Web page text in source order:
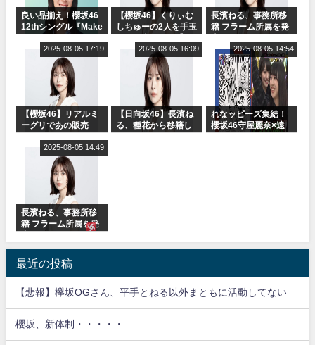
良い品揃え！櫻坂46
12thシングル『Make
ャルグッズ絶賛販売
【櫻坂46】くりぃむ
しちゅーの2人を手玉
りぃむナンタラ】
長濱ねる、事務所移
籍 フラーム所属を発
【櫻坂46】リアルミ
ーグリであの販売
Break』オフィシャ
ルグッズ解禁
2025-08-05 17:19
【日向坂46】長濱ね
る、種花から移籍し
2025-08-05 16:09
れなッピーズ集結！
櫻坂46守屋麗奈×遠
2025-08-05 14:54
長濱ねる、事務所移
籍 フラーム所属を発
2025-08-05 14:49
最近の投稿
【悲報】欅坂OGさん、平手とねる以外まともに活動してない
櫻坂、新体制・・・・・